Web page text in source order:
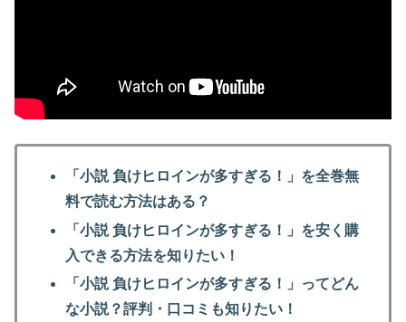
「小説 負けヒロインが多すぎる！」を全巻無
料で読む方法はある？
「小説 負けヒロインが多すぎる！」を安く購
入できる方法を知りたい！
「小説 負けヒロインが多すぎる！」ってどん
な小説？評判・口コミも知りたい！